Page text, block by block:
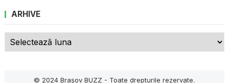
ARHIVE
Arhive
© 2024Brașov BUZZ - Toate drepturile rezervate.